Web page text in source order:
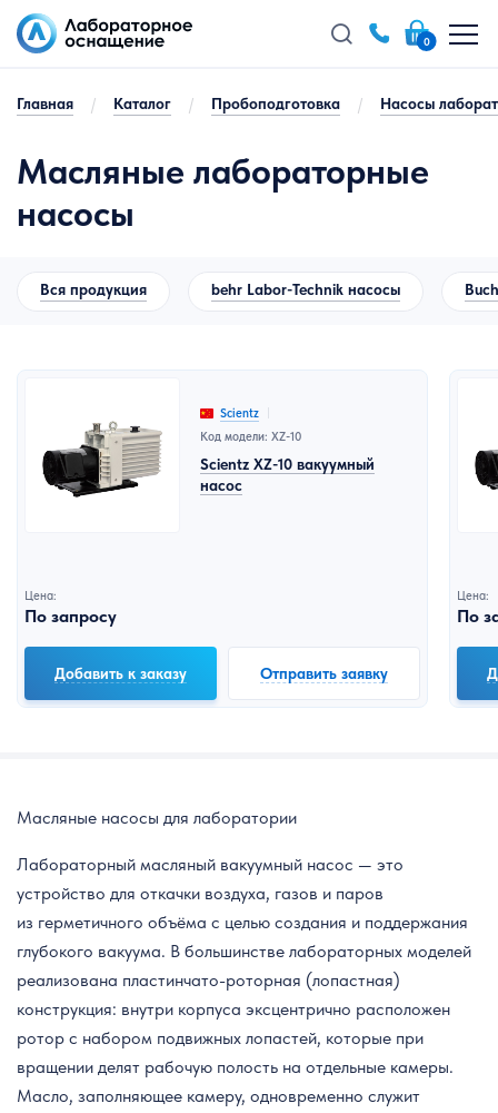
0
Главная / Каталог / Пробоподготовка / Насосы
Масляные лабораторные
насосы
Вся продукция behr Labor-Technik насосы
Scientz
Код модели: XZ-10
Scientz XZ-10 вакуумный
насос
Цена:
По запросу
Добавить к заказу Отправить заявку
Цена:
По
Масляные насосы для лаборатории
Лабораторный масляный вакуумный насос — это
устройство для откачки воздуха, газов и паров
из герметичного объёма с целью создания и поддержания
глубокого вакуума. В большинстве лабораторных моделей
реализована пластинчато-роторная (лопастная)
конструкция: внутри корпуса эксцентрично расположен
ротор с набором подвижных лопастей, которые при
вращении делят рабочую полость на отдельные камеры.
Масло, заполняющее камеру, одновременно служит